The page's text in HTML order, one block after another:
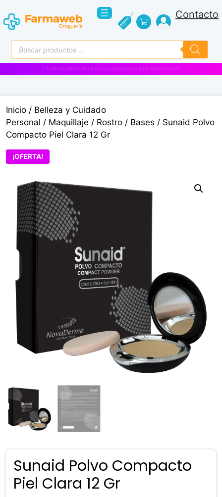
al
contenido
Contacto
Búsqueda
de
productos
VENTAS EMPRESARIALES
Inicio / Belleza y Cuidado
Personal / Maquillaje / Rostro / Bases / Sunaid Polvo
Compacto Piel Clara 12 Gr
¡OFERTA!
Sunaid Polvo Compacto
Piel Clara 12 Gr